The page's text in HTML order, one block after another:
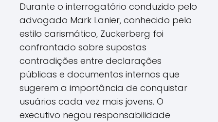
Durante o interrogatório conduzido pelo
advogado Mark Lanier, conhecido pelo
estilo carismático, Zuckerberg foi
confrontado sobre supostas
contradições entre declarações
públicas e documentos internos que
sugerem a importância de conquistar
usuários cada vez mais jovens. O
executivo negou responsabilidade